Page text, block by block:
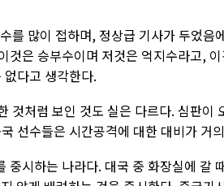
를 많이 접하며, 정상급 기사가 두었음
것은 승부수이며 저것은 억지수라고,
다고 생각한다.
것처럼 보인 것도 실은 다르다. 심판이
선수들은 시간공격에 대한 대비가 거
중시하는 나라다. 대국 중 화장실에 갈